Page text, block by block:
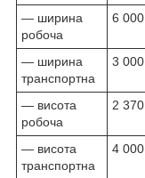
— ширина
робоча
6 000
— ширина
транспортна
3 000
— висота
робоча
2 370
— висота
транспортна
4 000